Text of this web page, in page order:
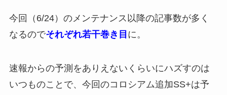
今回（6/24）のメンテナンス以降の記事数が多く
なるのでそれぞれ若干巻き目 に。
速報からの予測をありえないくらいにハズすのは
いつものことで、今回のコロシアム追加SS+は予